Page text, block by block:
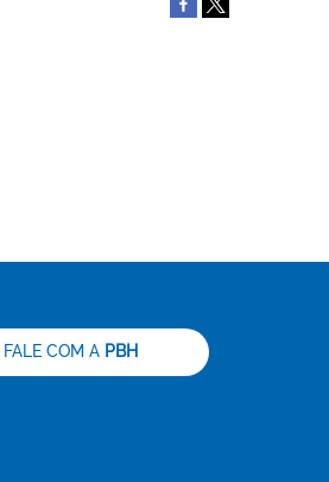
FALE COM A PBH